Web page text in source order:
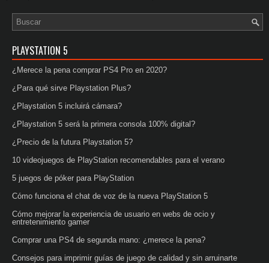
PLAYSTATION 5
¿Merece la pena comprar PS4 Pro en 2020?
¿Para qué sirve Playstation Plus?
¿Playstation 5 incluirá cámara?
¿Playstation 5 será la primera consola 100% digital?
¿Precio de la futura Playstation 5?
10 videojuegos de PlayStation recomendables para el verano
5 juegos de póker para PlayStation
Cómo funciona el chat de voz de la nueva PlayStation 5
Cómo mejorar la experiencia de usuario en webs de ocio y
entretenimiento gamer
Comprar una PS4 de segunda mano: ¿merece la pena?
Consejos para imprimir guías de juego de calidad y sin arruinarte